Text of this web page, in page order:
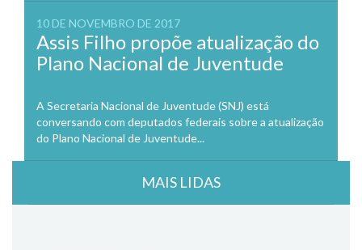
10 DE NOVEMBRO DE 2017
Assis Filho propõe atualização do
Plano Nacional de Juventude
A Secretaria Nacional de Juventude (SNJ) está
conversando com deputados federais sobre a atualização
do Plano Nacional de Juventude...
MAIS LIDAS